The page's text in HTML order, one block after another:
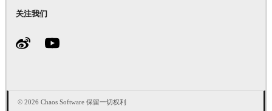
关注我们
© 2026 Chaos Software 保留一切权利